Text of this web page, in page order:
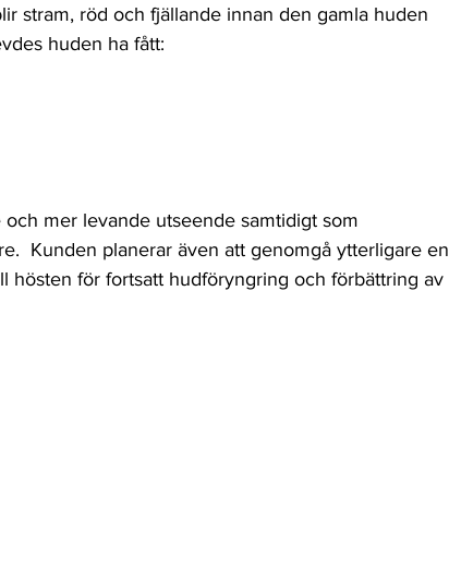
stram, röd och fjällande innan den gamla huden
huden ha fått:
mer levande utseende samtidigt som
Kunden planerar även att genomgå ytterligare en
hösten för fortsatt hudföryngring och förbättring av